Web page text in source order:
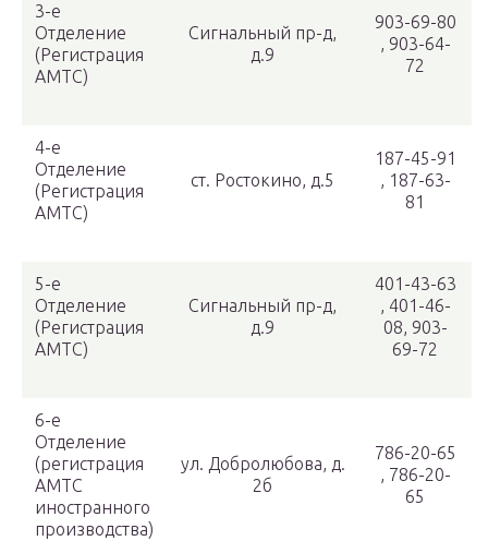
3-е
Отделение
(Регистрация
АМТС)
Сигнальный пр-д,
д.9
903-69-80
, 903-64-
72
4-е
Отделение
(Регистрация
АМТС)
ст. Ростокино, д.5
187-45-91
, 187-63-
81
5-е
Отделение
(Регистрация
АМТС)
Сигнальный пр-д,
д.9
401-43-63
, 401-46-
08, 903-
69-72
6-е
Отделение
(регистрация
АМТС
иностранного
производства)
ул. Добролюбова, д.
2б
786-20-65
, 786-20-
65